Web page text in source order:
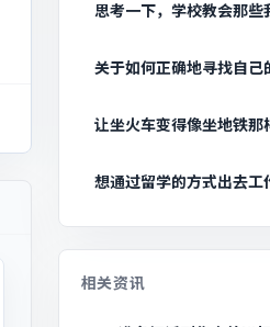
思考一下，学校教会那些
关于如何正确地寻找自己
让坐火车变得像坐地铁那
想通过留学的方式出去工
相关资讯